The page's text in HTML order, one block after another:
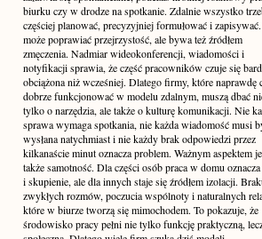
biurku czy w drodze na spotkanie. Zdalnie wszystko
częściej planować, precyzyjniej formułować i
może poprawiać przejrzystość, ale bywa też źródłem
zmęczenia. Nadmiar wideokonferencji, wiadomości i
notyfikacji sprawia, że część pracowników czuje się
obciążona niż wcześniej. Dlatego firmy, które naprawdę
dobrze funkcjonować w modelu zdalnym, muszą dbać
tylko o narzędzia, ale także o kulturę komunikacji. Nie
sprawa wymaga spotkania, nie każda wiadomość musi
wysłana natychmiast i nie każdy brak odpowiedzi przez
kilkanaście minut oznacza problem. Ważnym aspektem
także samotność. Dla części osób praca w domu
i skupienie, ale dla innych staje się źródłem izolacji.
zwykłych rozmów, poczucia wspólnoty i naturalnych
które w biurze tworzą się mimochodem. To pokazuje, że
środowisko pracy pełni nie tylko funkcję praktyczną,